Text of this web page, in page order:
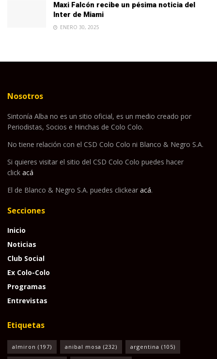
Maxi Falcón recibe un pésima noticia del
Inter de Miami
ENERO 30, 2025
Nosotros
Sintonía Alba no es un sitio oficial, es un medio creado por
Periodistas, Socios e Hinchas de Colo Colo.
No tiene relación con el CSD Colo Colo ni Blanco & Negro S.A.
Si quieres visitar el sitio del CSD Colo Colo puedes hacer
click acá
El de Blanco & Negro S.A. puedes clickear acá.
Secciones
Inicio
Noticias
Club Social
Ex Colo-Colo
Programas
Entrevistas
Etiquetas
almiron (197) anibal mosa (232) argentina (105)